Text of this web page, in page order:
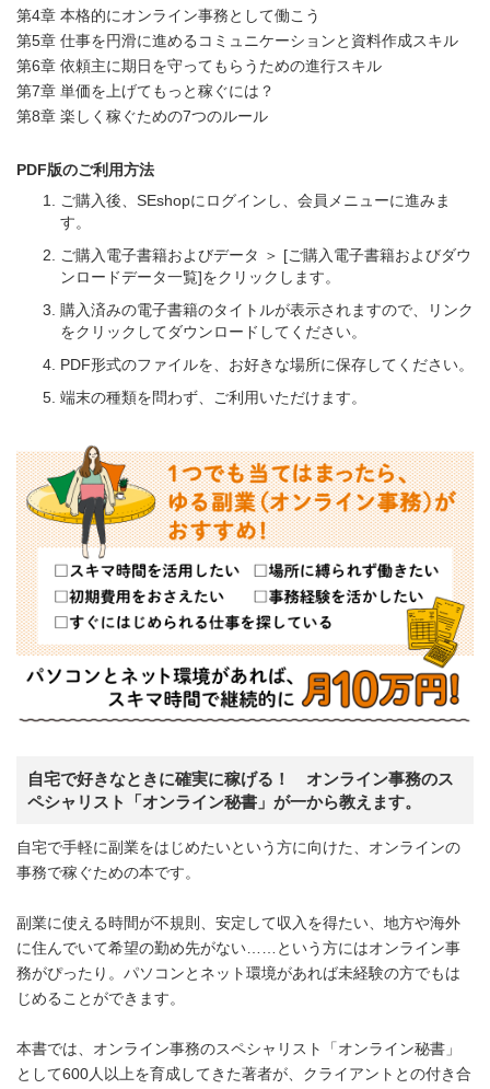
第4章 本格的にオンライン事務として働こう
第5章 仕事を円滑に進めるコミュニケーションと資料作成スキル
第6章 依頼主に期日を守ってもらうための進行スキル
第7章 単価を上げてもっと稼ぐには？
第8章 楽しく稼ぐための7つのルール
PDF版のご利用方法
ご購入後、SEshopにログインし、会員メニューに進みま
す。
ご購入電子書籍およびデータ ＞ [ご購入電子書籍およびダウ
ンロードデータ一覧]をクリックします。
購入済みの電子書籍のタイトルが表示されますので、リンク
をクリックしてダウンロードしてください。
PDF形式のファイルを、お好きな場所に保存してください。
端末の種類を問わず、ご利用いただけます。
自宅で好きなときに確実に稼げる！ オンライン事務のス
ペシャリスト「オンライン秘書」が一から教えます。
自宅で手軽に副業をはじめたいという方に向けた、オンラインの
事務で稼ぐための本です。
副業に使える時間が不規則、安定して収入を得たい、地方や海外
に住んでいて希望の勤め先がない……という方にはオンライン事
務がぴったり。パソコンとネット環境があれば未経験の方でもは
じめることができます。
本書では、オンライン事務のスペシャリスト「オンライン秘書」
として600人以上を育成してきた著者が、クライアントとの付き合